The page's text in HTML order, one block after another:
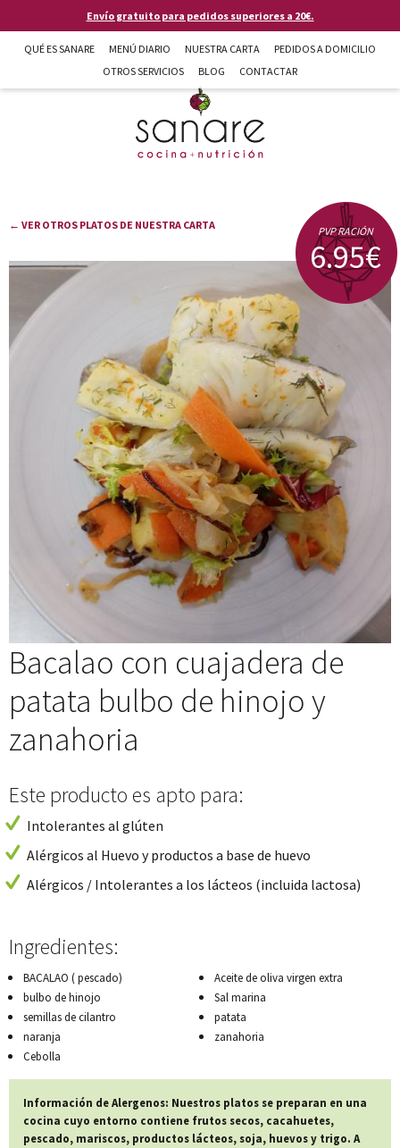
Pasar al contenido principalEnvío gratuito para pedidos superiores a 20€.
QUÉ ES SANARE MENÚ DIARIO NUESTRA CARTA
PEDIDOS A DOMICILIO
OTROS SERVICIOS
BLOG CONTACTAR
Sanare cocina + nutrición en Almería
← VER OTROS PLATOS DE NUESTRA CARTA
Bacalao con cuajadera de
patata bulbo de hinojo y
zanahoria
Este producto es apto para:
Intolerantes al glúten
Alérgicos al Huevo y productos a base de huevo
Alérgicos / Intolerantes a los lácteos (incluida lactosa)
Ingredientes:
BACALAO ( pescado)
bulbo de hinojo
semillas de cilantro
naranja
Cebolla
Aceite de oliva virgen extra
Sal marina
patata
zanahoria
Información de Alergenos: Nuestros platos se preparan en una
cocina cuyo entorno contiene frutos secos, cacahuetes,
pescado, mariscos, productos lácteos, soja, huevos y trigo. A
PVP RACIÓN
6.95€